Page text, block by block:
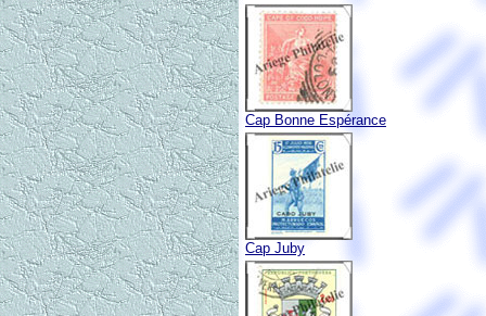
Cap Bonne Espérance
Cap Juby